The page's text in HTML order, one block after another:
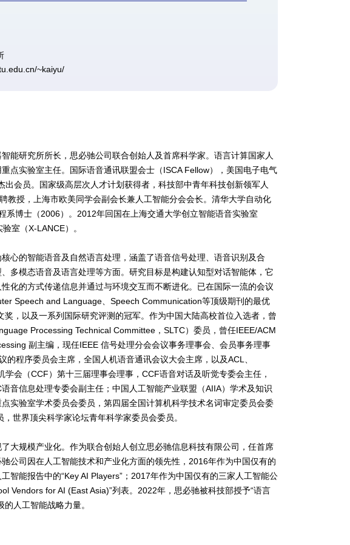
~kaiyu/
能研究所所长，思必驰公司联合创始人及首席科学家。语言计算国家人
点实验室主任。国际语音通讯联盟会士（ISCA Fellow），美国电子电气
会员。国家级高层次人才计划获得者，科技部中青年科技创新领军人
教授，上海市欧美同学会副会长兼人工智能分会会长。清华大学自动化
系博士（2006）。2012年回国在上海交通大学创立智能语音实验室
室（X-LANCE） 。
心的智能语音及自然语言处理，涵盖了语音信号处理、语音识别及合
多模态语音及语言处理等方面。研究目标是构建认知型对话智能体，它
化的方式传递信息并通过与环境交互而不断进化。已在国际一流的会议
Speech and Language、Speech Communication等顶级期刊的最优
，以及一系列国际研究评测的冠军。作为中国大陆高校首位入选者，曾
Processing Technical Committee，SLTC）委员，曾任IEEE/ACM
副主编，现任IEEE 信号处理分会会议事务理事会、会员事务理事
程序委员会主席，全国人机语音通讯会议大会主席，以及ACL、
会（CCF）第十三届理事会理事，CCF语音对话及听觉专委会主任，
音信息处理专委会副主任；中国人工智能产业联盟（AIIA）学术及知识
实验室学术委员会委员，第四届全国计算机科学技术名词审定委员会委
世界顶尖科学家论坛青年科学家委员会委员。
大规模产业化。作为联合创始人创立思必驰信息科技有限公司 ，任首席
公司因在人工智能技术和产业化方面的领先性，2016年作为中国仅有的
智能报告中的“Key AI Players”；2017年作为中国仅有的三家人工智能公
Vendors for AI (East Asia)”列表。2022年，思必驰被科技部授予“语言
人工智能战略力量。